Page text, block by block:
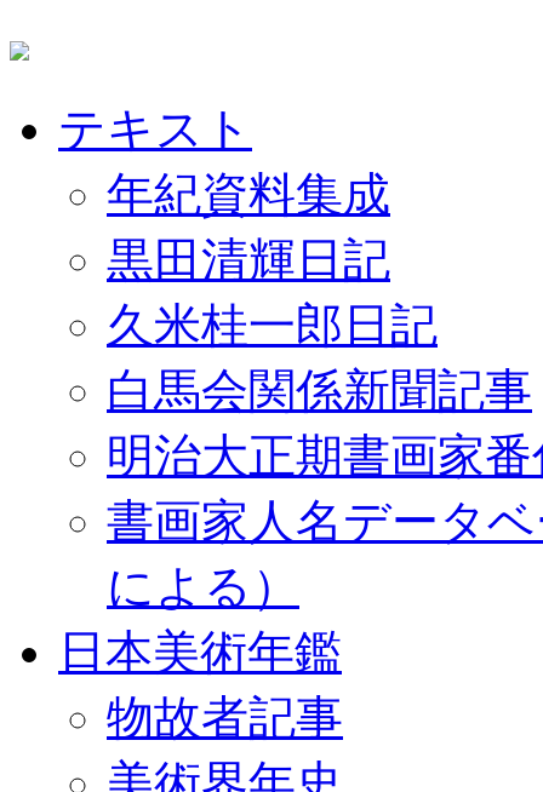
テキスト
年紀資料集成
黒田清輝日記
久米桂一郎日記
白馬会関係新聞記事
明治大正期書画家
書画家人名データ
による）
日本美術年鑑
物故者記事